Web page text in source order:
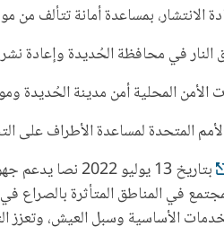
بمساعدة أمانة تتألف من
في محافظة الحُديدة وإعادة
المحلية أمن مدينة الحُديدة
المتحدة لمساعدة الأطراف على
في المناطق المتأثرة بالصراع
الأساسية وسبل العيش، وتعزز